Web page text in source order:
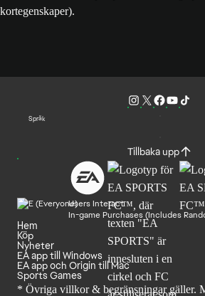
kortegenskaper).
Språk
Tillbaka upp
Users Interact
In-game Purchases (Includes
Hem
Köp
Nyheter
EA app till Windows
EA app och Origin till Mac
Sports Games
* Övriga villkor & begränsningar gäller.